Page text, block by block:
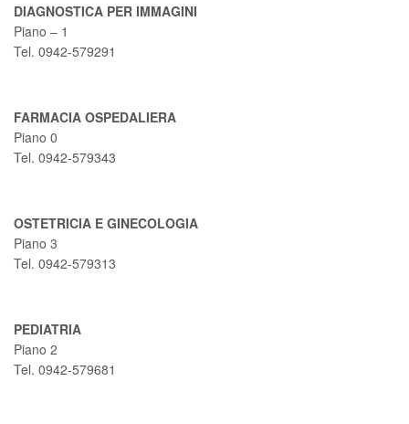
DIAGNOSTICA PER IMMAGINI
Piano – 1
Tel. 0942-579291
FARMACIA OSPEDALIERA
Piano 0
Tel. 0942-579343
OSTETRICIA E GINECOLOGIA
Piano 3
Tel. 0942-579313
PEDIATRIA
Piano 2
Tel. 0942-579681